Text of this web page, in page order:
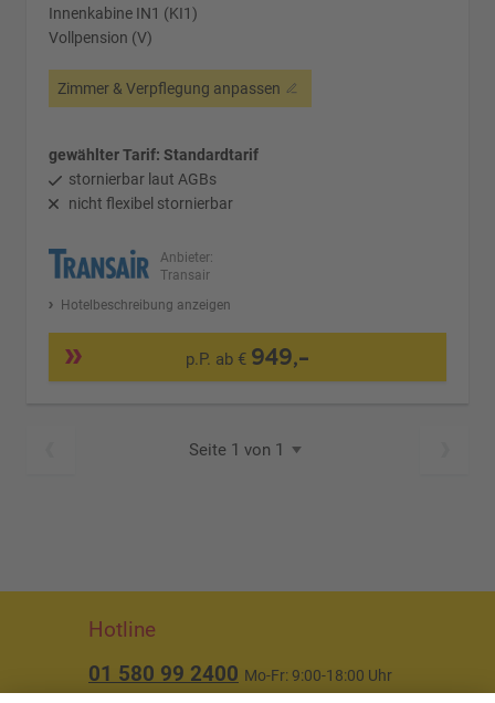
Innenkabine IN1 (KI1)
Vollpension (V)
Zimmer & Verpflegung anpassen
gewählter Tarif: Standardtarif
stornierbar laut AGBs
nicht flexibel stornierbar
Anbieter:
Transair
Hotelbeschreibung anzeigen
p.P. ab € 949,-
Seite 1 von 1
Hotline
01 580 99 2400 Mo-Fr: 9:00-18:00 Uhr